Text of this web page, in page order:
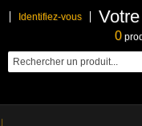
Identifiez-vous
0